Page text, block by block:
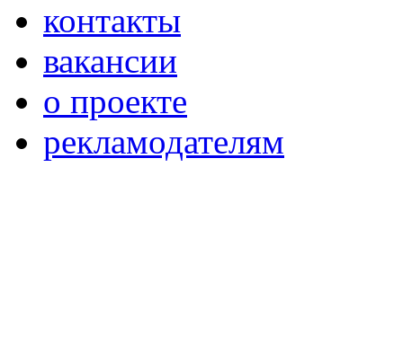
контакты
вакансии
о проекте
рекламодателям